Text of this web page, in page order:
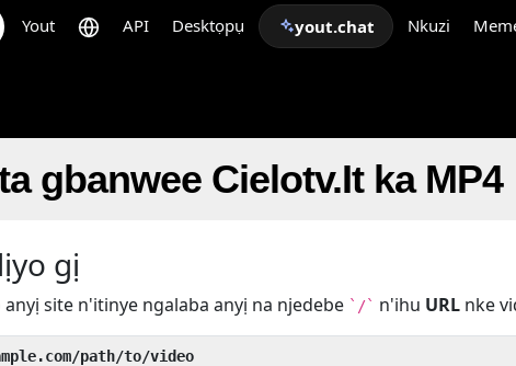
Yout API Desktọpụ yout.chat Nkuzi
gbanwee Cielotv.It ka MP4
gị
site n'itinye ngalaba anyị na njedebe `/` n'ihu URL nke
path/to/video